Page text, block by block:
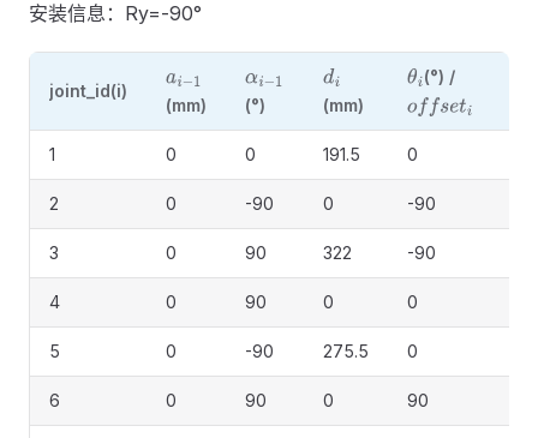
安装信息：Ry=-90°
joint_id(i) ai−1
(mm)
αi−1
(°)
di
(mm)
θi(°) /
offseti
1 0 0 191.5 0
2 0 -90 0 -90
3 0 90 322 -90
4 0 90 0 0
5 0 -90 275.5 0
6 0 90 0 90